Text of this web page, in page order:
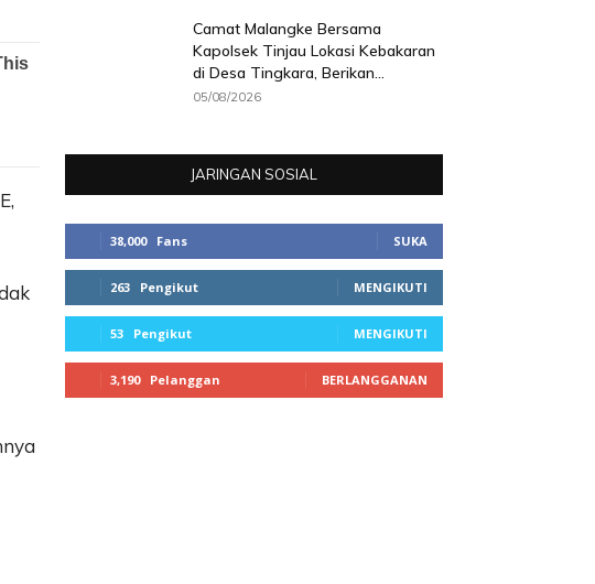
Camat Malangke Bersama
Kapolsek Tinjau Lokasi Kebakaran
di Desa Tingkara, Berikan...
05/08/2026
JARINGAN SOSIAL
38,000 Fans SUKA
263 Pengikut MENGIKUTI
53 Pengikut MENGIKUTI
3,190 Pelanggan BERLANGGANAN